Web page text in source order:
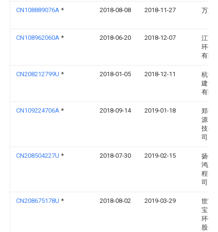
CN108889076A * 2018-08-08 2018-11-27 万重
CN108962060A * 2018-06-20 2018-12-07
江苏
环保
有限
CN208212799U * 2018-01-05 2018-12-11
杭州
建设
有限
CN109224706A * 2018-09-14 2019-01-18
郑州
源电
技有
司
CN208504227U * 2018-07-30 2019-02-15
扬州
鸿建
程有
司
CN208675178U * 2018-08-02 2019-03-29
世富
宝(上
环保
股份